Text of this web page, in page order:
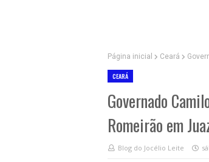
Página inicial Ceará
CEARÁ
Governado
Romeirão em
Blog do Jocélio Leite